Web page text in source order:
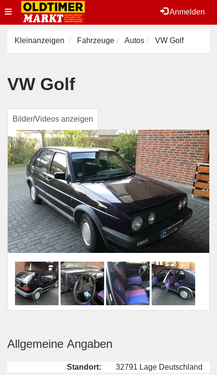
Anmelden
Toggle
navigation
Kleinanzeigen Fahrzeuge Autos VW Golf
VW Golf
Bilder/Videos anzeigen
Allgemeine Angaben
Standort:
32791 Lage Deutschland